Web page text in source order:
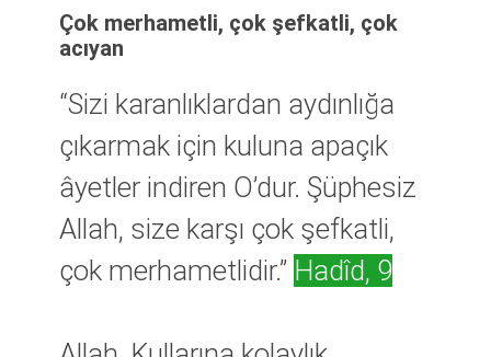
Çok merhametli, çok şefkatli, çok
acıyan
“Sizi karanlıklardan aydınlığa
çıkarmak için kuluna apaçık
âyetler indiren O’dur. Şüphesiz
Allah, size karşı çok şefkatli,
çok merhametlidir.” Hadîd, 9